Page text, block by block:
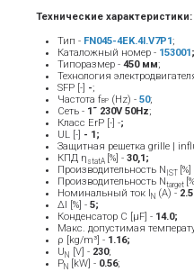
Технические характеристики:
Тип - FN045-4EK.4I.V7P1;
Каталожный номер - 153001 ;
Типоразмер - 450 мм;
Технология
SFP [-] -;
Частота fBP (Hz) - 50;
Сеть - 1˜ 230V 50Hz;
Класс ErP [-] -;
UL [-] - 1;
Защитная решетка grille |
КПД η statA [%] - 30,1;
Производительность N IST [%]
Производительность Ntarget
Номинальный ток Ι Ν (A) -
ΔI [%] - 5;
Конденсатор C [μF] - 14.0;
Макс. допустимая
ρ [kg/m³] - 1.16;
UN [V] - 230;
PN [kW] - 0.56;